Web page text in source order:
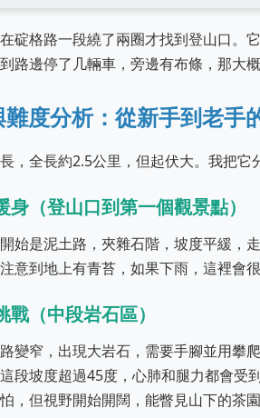
碇格路一段繞了兩圈才找到登山口。
路邊停了几輛車，旁邊有布條，那大概
度分析：從新手到老手
，全長約2.5公里，但起伏大。我把它
身（登山口到第一個觀景點）
始是泥土路，夾雜石階，坡度平緩，
意到地上有青苔，如果下雨，這裡會
（中段岩石區）
變窄，出現大岩石，需要手腳並用攀
段坡度超過45度，心肺和腿力都會受
，但視野開始開闊，能瞥見山下的茶園